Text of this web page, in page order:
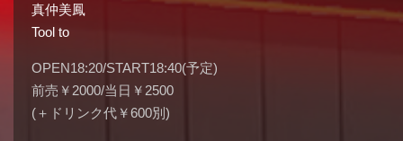
真仲美鳳
Tool to
OPEN18:20/START18:40(予定)
前売￥2000/当日￥2500
(＋ドリンク代￥600別)